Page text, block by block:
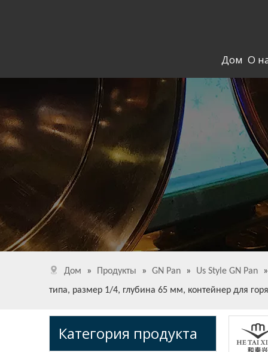
Дом О
Дом » Продукты » GN Pan » Us Style GN Pan »
типа, размер 1/4, глубина 65 мм, контейнер для
Категория продукта